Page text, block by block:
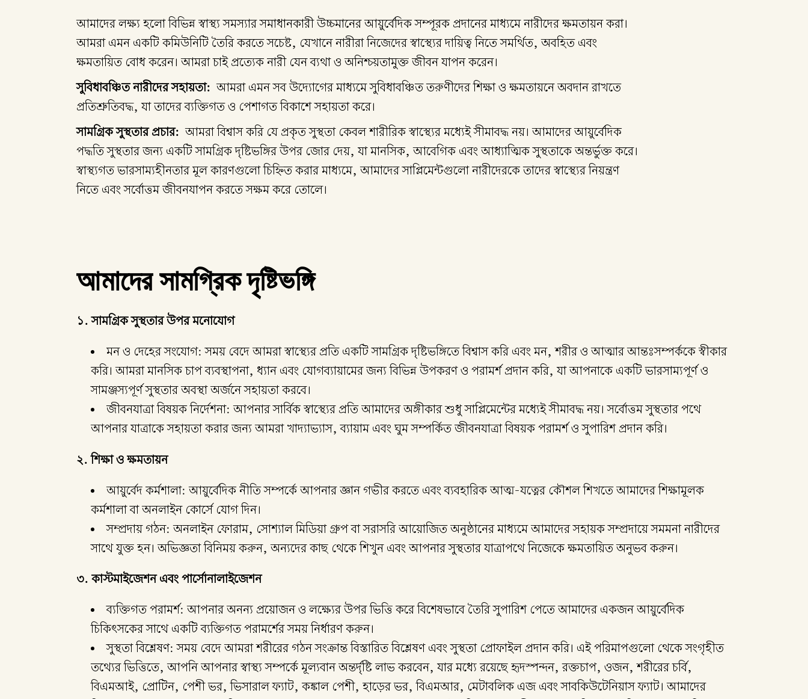
আমাদের লক্ষ্য হলো বিভিন্ন স্বাস্থ্য সমস্যার সমাধানকারী উচ্চমানের আয়ুর্বেদিক সম্পূরক প্রদানের মাধ্যমে নারীদের ক্ষমতায়ন করা।
আমরা এমন একটি কমিউনিটি তৈরি করতে সচেষ্ট, যেখানে নারীরা নিজেদের স্বাস্থ্যের দায়িত্ব নিতে সমর্থিত, অবহিত এবং
ক্ষমতায়িত বোধ করেন। আমরা চাই প্রত্যেক নারী যেন ব্যথা ও অনিশ্চয়তামুক্ত জীবন যাপন করেন।
সুবিধাবঞ্চিত নারীদের সহায়তা: আমরা এমন সব উদ্যোগের মাধ্যমে সুবিধাবঞ্চিত তরুণীদের শিক্ষা ও ক্ষমতায়নে অবদান রাখতে
প্রতিশ্রুতিবদ্ধ, যা তাদের ব্যক্তিগত ও পেশাগত বিকাশে সহায়তা করে।
সামগ্রিক সুস্থতার প্রচার: আমরা বিশ্বাস করি যে প্রকৃত সুস্থতা কেবল শারীরিক স্বাস্থ্যের মধ্যেই সীমাবদ্ধ নয়। আমাদের আয়ুর্বেদিক
পদ্ধতি সুস্থতার জন্য একটি সামগ্রিক দৃষ্টিভঙ্গির উপর জোর দেয়, যা মানসিক, আবেগিক এবং আধ্যাত্মিক সুস্থতাকে অন্তর্ভুক্ত করে।
স্বাস্থ্যগত ভারসাম্যহীনতার মূল কারণগুলো চিহ্নিত করার মাধ্যমে, আমাদের সাপ্লিমেন্টগুলো নারীদেরকে তাদের স্বাস্থ্যের নিয়ন্ত্রণ
নিতে এবং সর্বোত্তম জীবনযাপন করতে সক্ষম করে তোলে।
আমাদের সামগ্রিক দৃষ্টিভঙ্গি
১. সামগ্রিক সুস্থতার উপর মনোযোগ
মন ও দেহের সংযোগ: সময় বেদে আমরা স্বাস্থ্যের প্রতি একটি সামগ্রিক দৃষ্টিভঙ্গিতে বিশ্বাস করি এবং মন, শরীর ও আত্মার আন্তঃসম্পর্ককে স্বীকার
করি। আমরা মানসিক চাপ ব্যবস্থাপনা, ধ্যান এবং যোগব্যায়ামের জন্য বিভিন্ন উপকরণ ও পরামর্শ প্রদান করি, যা আপনাকে একটি ভারসাম্যপূর্ণ ও
সামঞ্জস্যপূর্ণ সুস্থতার অবস্থা অর্জনে সহায়তা করবে।
জীবনযাত্রা বিষয়ক নির্দেশনা: আপনার সার্বিক স্বাস্থ্যের প্রতি আমাদের অঙ্গীকার শুধু সাপ্লিমেন্টের মধ্যেই সীমাবদ্ধ নয়। সর্বোত্তম সুস্থতার পথে
আপনার যাত্রাকে সহায়তা করার জন্য আমরা খাদ্যাভ্যাস, ব্যায়াম এবং ঘুম সম্পর্কিত জীবনযাত্রা বিষয়ক পরামর্শ ও সুপারিশ প্রদান করি।
২. শিক্ষা ও ক্ষমতায়ন
আয়ুর্বেদ কর্মশালা: আয়ুর্বেদিক নীতি সম্পর্কে আপনার জ্ঞান গভীর করতে এবং ব্যবহারিক আত্ম-যত্নের কৌশল শিখতে আমাদের শিক্ষামূলক
কর্মশালা বা অনলাইন কোর্সে যোগ দিন।
সম্প্রদায় গঠন: অনলাইন ফোরাম, সোশ্যাল মিডিয়া গ্রুপ বা সরাসরি আয়োজিত অনুষ্ঠানের মাধ্যমে আমাদের সহায়ক সম্প্রদায়ে সমমনা নারীদের
সাথে যুক্ত হন। অভিজ্ঞতা বিনিময় করুন, অন্যদের কাছ থেকে শিখুন এবং আপনার সুস্থতার যাত্রাপথে নিজেকে ক্ষমতায়িত অনুভব করুন।
৩. কাস্টমাইজেশন এবং পার্সোনালাইজেশন
ব্যক্তিগত পরামর্শ: আপনার অনন্য প্রয়োজন ও লক্ষ্যের উপর ভিত্তি করে বিশেষভাবে তৈরি সুপারিশ পেতে আমাদের একজন আয়ুর্বেদিক
চিকিৎসকের সাথে একটি ব্যক্তিগত পরামর্শের সময় নির্ধারণ করুন।
সুস্থতা বিশ্লেষণ: সময় বেদে আমরা শরীরের গঠন সংক্রান্ত বিস্তারিত বিশ্লেষণ এবং সুস্থতা প্রোফাইল প্রদান করি। এই পরিমাপগুলো থেকে সংগৃহীত
তথ্যের ভিত্তিতে, আপনি আপনার স্বাস্থ্য সম্পর্কে মূল্যবান অন্তর্দৃষ্টি লাভ করবেন, যার মধ্যে রয়েছে হৃদস্পন্দন, রক্তচাপ, ওজন, শরীরের চর্বি,
বিএমআই, প্রোটিন, পেশী ভর, ভিসারাল ফ্যাট, কঙ্কাল পেশী, হাড়ের ভর, বিএমআর, মেটাবলিক এজ এবং সাবকিউটেনিয়াস ফ্যাট। আমাদের